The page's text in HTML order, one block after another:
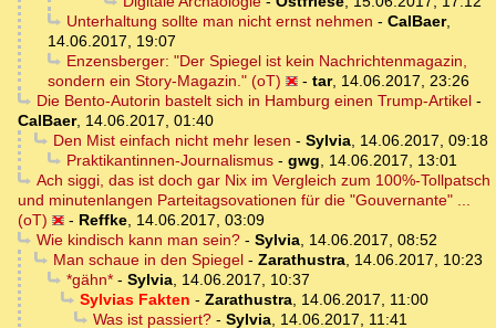
Unterhaltung sollte man nicht ernst nehmen - CalBaer,
14.06.2017, 19:07
Enzensberger: "Der Spiegel ist kein Nachrichtenmagazin,
sondern ein Story-Magazin." (oT)
- tar, 14.06.2017, 23:26
Die Bento-Autorin bastelt sich in Hamburg einen Trump-Artikel-
CalBaer, 14.06.2017, 01:40
Den Mist einfach nicht mehr lesen - Sylvia, 14.06.2017, 09:18
Praktikantinnen-Journalismus- gwg, 14.06.2017, 13:01
Ach siggi, das ist doch gar Nix im Vergleich zum 100%-Tollpatsch
und minutenlangen Parteitagsovationen für die "Gouvernante" ...
(oT)
- Reffke, 14.06.2017, 03:09
Wie kindisch kann man sein?- Sylvia, 14.06.2017, 08:52
Man schaue in den Spiegel- Zarathustra, 14.06.2017, 10:23
*gähn*- Sylvia, 14.06.2017, 10:37
Sylvias Fakten - Zarathustra, 14.06.2017, 11:00
Was ist passiert?- Sylvia, 14.06.2017, 11:41